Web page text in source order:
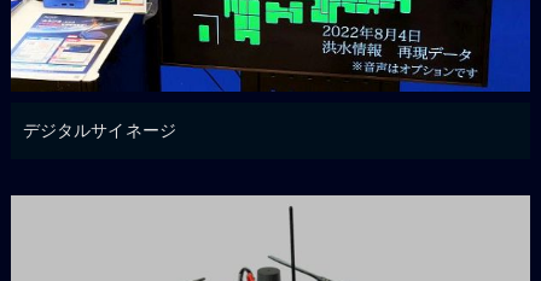
デジタルサイネージ